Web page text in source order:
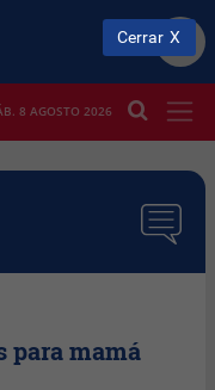
8 AGOSTO 2026
para mamá
Cerrar